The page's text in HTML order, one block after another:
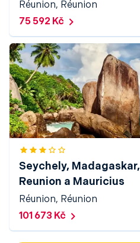
Réunion, Réunion
75 592 Kč
Seychely, Madagaskar,
Reunion a Mauricius
Réunion, Réunion
101 673 Kč